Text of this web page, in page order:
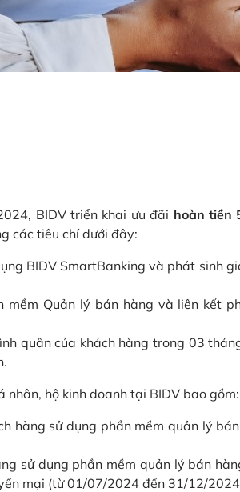
BIDV triển khai ưu đãi hoàn tiền
các tiêu chí dưới đây:
BIDV SmartBanking và phát sinh
mềm Quản lý bán hàng và liên kết
quân của khách hàng trong 03
nhân, hộ kinh doanh tại BIDV bao gồm:
hàng sử dụng phần mềm quản lý
sử dụng phần mềm quản lý bán
mại (từ 01/07/2024 đến 31/12/